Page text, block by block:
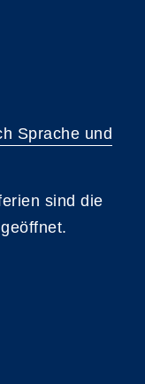
Sprache und
sind die